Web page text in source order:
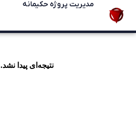
مدیریت پروژه حکیمانه
نتیجه‌ای پیدا نشد.